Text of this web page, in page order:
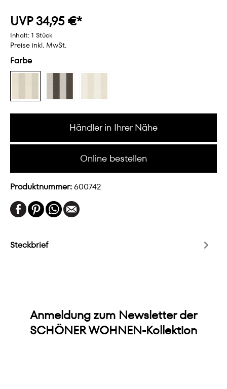
UVP 34,95 €*
Inhalt: 1 Stück
Preise inkl. MwSt.
Farbe
Händler in Ihrer Nähe
Online bestellen
Produktnummer:600742
Steckbrief
Anmeldung zum Newsletter der
SCHÖNER WOHNEN-Kollektion